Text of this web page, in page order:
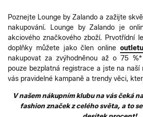
Poznejte Lounge by Zalando a zažijte
nakupování. Lounge by Zalando je
akciového značkového zboží. Prvotřídní
doplňky můžete jako člen online outletu
nakupovat za zvýhodněnou až o 75
pouze bezplatná registrace a jste na naší
vás pravidelné kampaně a trendy věci,
V našem nákupním klubu na vás čeká
fashion značek z celého světa, a to